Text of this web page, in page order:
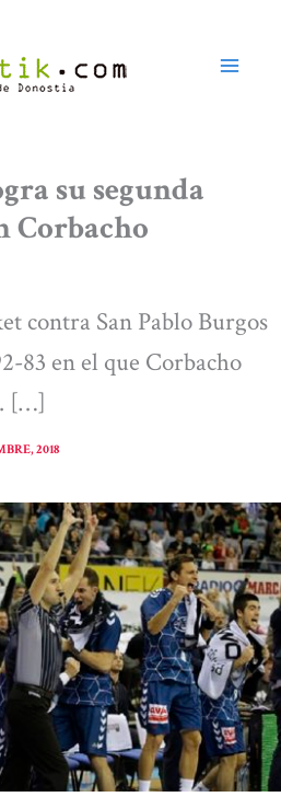
su segunda
Corbacho
contra San Pablo Burgos
83 en el que Corbacho
[…]
2018